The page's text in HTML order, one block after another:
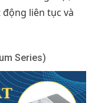
liên tục và
Series)